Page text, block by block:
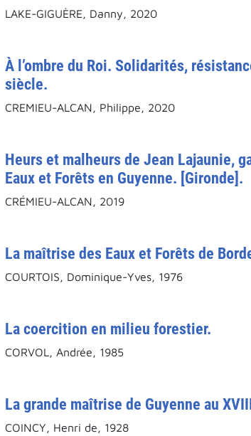
LAKE-GIGUÈRE, Danny, 2020
À l’ombre du Roi. Solidarités,
siècle.
CREMIEU-ALCAN, Philippe, 2020
Heurs et malheurs de Jean Lajaunie,
Eaux et Forêts en Guyenne. [Gironde].
CRÉMIEU-ALCAN, 2019
La maîtrise des Eaux et Forêts de
COURTOIS, Dominique-Yves, 1976
La coercition en milieu forestier.
CORVOL, Andrée, 1985
La grande maîtrise de Guyenne au
COINCY, Henri de, 1928